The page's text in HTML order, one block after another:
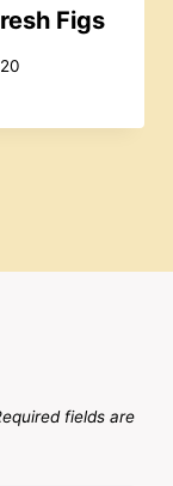
Figs
fields are